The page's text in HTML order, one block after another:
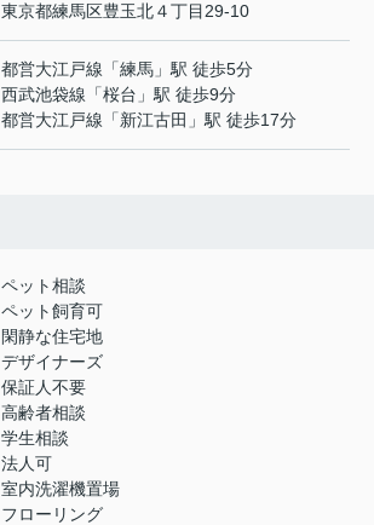
東京都練馬区豊玉北４丁目29-10
都営大江戸線 「練馬 」駅 徒歩5分
西武池袋線 「桜台 」駅 徒歩9分
都営大江戸線 「新江古田 」駅 徒歩17分
ペット相談
ペット飼育可
閑静な住宅地
デザイナーズ
保証人不要
高齢者相談
学生相談
法人可
室内洗濯機置場
フローリング